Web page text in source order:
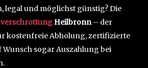
legal und möglichst günstig? Die
Heilbronn– der
kostenfreie Abholung, zertifizierte
sogar Auszahlung bei